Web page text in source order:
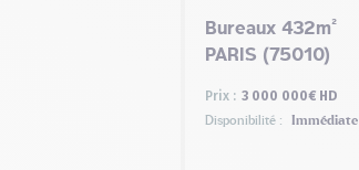
Bureaux 432m²
PARIS (75010)
Prix : 3 000 000€ HD
Disponibilité : Immédiate